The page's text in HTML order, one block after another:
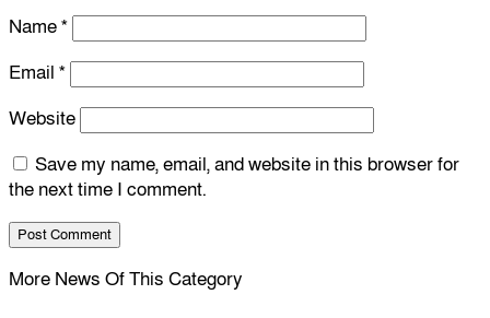
Name*
Email *
Website
Save my name, email, and website in this browser for
the next time I comment.
More News Of This Category